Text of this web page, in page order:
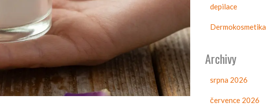
depilace
Dermokosmetika
Archivy
srpna 2026
července 2026